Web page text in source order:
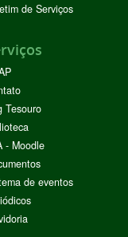
de Serviços
Tesouro
- Moodle
de eventos